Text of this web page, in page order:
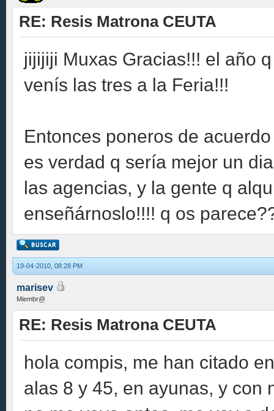
RE: Resis Matrona CEUTA
jijijiji Muxas Gracias!!! el año
venís las tres a la Feria!!!
Entonces poneros de
es verdad q sería mejor un
las agencias, y la gente q
enseñárnoslo!!!! q os
19-04-2010, 08:28 PM
marisev
Miembr@
RE: Resis Matrona CEUTA
hola compis, me han citado
alas 8 y 45, en ayunas, y con